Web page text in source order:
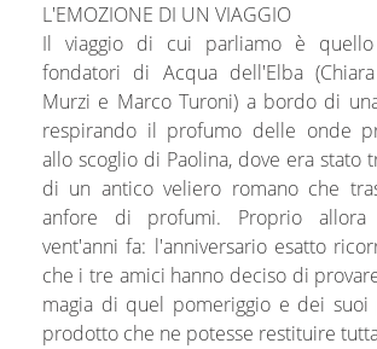
L'EMOZIONE DI UN VIAGGIO
Il viaggio di cui parliamo è
fondatori di Acqua dell'Elba
Murzi e Marco Turoni) a bordo di
respirando il profumo delle onde
allo scoglio di Paolina, dove era stato
di un antico veliero romano che
anfore di profumi. Proprio allora
vent'anni fa: l'anniversario esatto
che i tre amici hanno deciso di
magia di quel pomeriggio e dei
prodotto che ne potesse restituire